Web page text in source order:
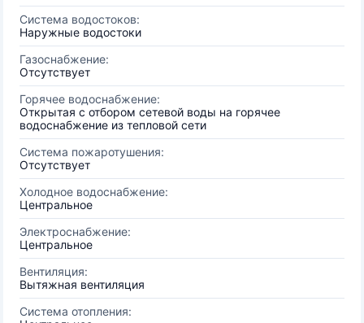
Система водостоков:
Наружные водостоки
Газоснабжение:
Отсутствует
Горячее водоснабжение:
Открытая с отбором сетевой воды на горячее
водоснабжение из тепловой сети
Система пожаротушения:
Отсутствует
Холодное водоснабжение:
Центральное
Электроснабжение:
Центральное
Вентиляция:
Вытяжная вентиляция
Система отопления: